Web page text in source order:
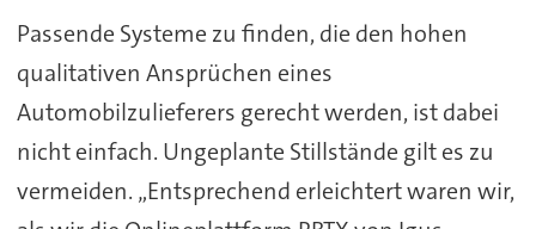
Passende Systeme zu finden, die den hohen
qualitativen Ansprüchen eines
Automobilzulieferers gerecht werden, ist dabei
nicht einfach. Ungeplante Stillstände gilt es zu
vermeiden. „Entsprechend erleichtert waren wir,